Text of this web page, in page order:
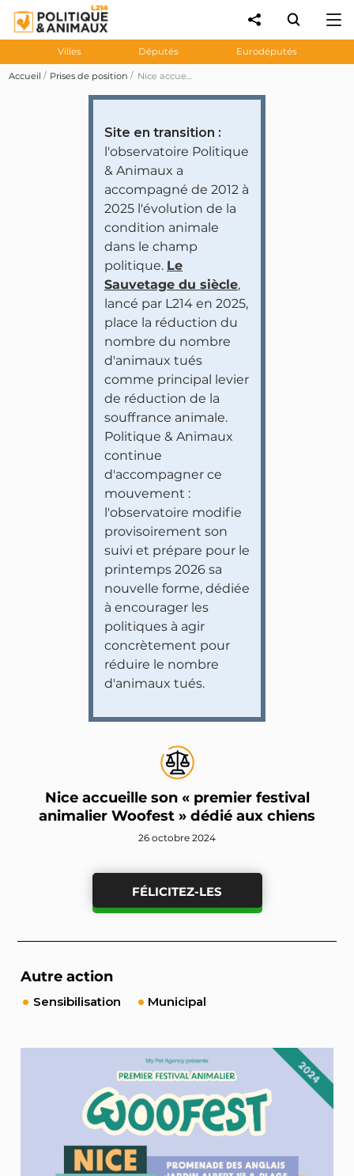
Villes Députés Eurodéputés
Accueil Prises de position Nice accueille son « premier festival animalier Woofest » dédié aux chiens
Site en transition :
l'observatoire Politique
& Animaux a
accompagné de 2012 à
2025 l'évolution de la
condition animale
dans le champ
politique. Le
Sauvetage du siècle,
lancé par L214 en 2025,
place la réduction du
nombre du nombre
d'animaux tués
comme principal levier
de réduction de la
souffrance animale.
Politique & Animaux
continue
d'accompagner ce
mouvement :
l'observatoire modifie
provisoirement son
suivi et prépare pour le
printemps 2026 sa
nouvelle forme, dédiée
à encourager les
politiques à agir
concrètement pour
réduire le nombre
d'animaux tués.
Nice accueille son « premier festival
animalier Woofest » dédié aux chiens
26 octobre 2024
FÉLICITEZ-LES
Autre action
Sensibilisation Municipal